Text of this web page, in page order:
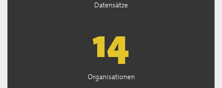
Datensätze
15
Organisationen